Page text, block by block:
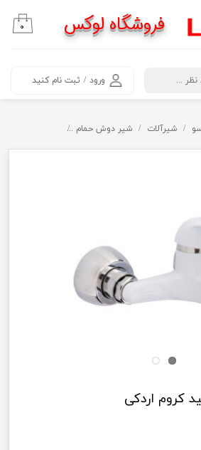
ورود / ثبت نام کنید
۰ فروشگاه لوکس
شیرآلات شیر دوش حمام
کروم اردکی